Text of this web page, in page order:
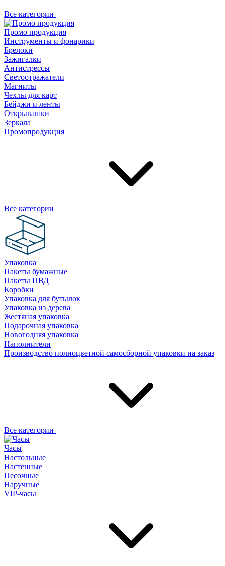
Все категории
Промо продукция
Инструменты и фонарики
Брелоки
Зажигалки
Антистрессы
Светоотражатели
Магниты
Чехлы для карт
Бейджи и ленты
Открывашки
Зеркала
Промопродукция
Все категории
Упаковка
Пакеты бумажные
Пакеты ПВД
Коробки
Упаковка для бутылок
Упаковка из дерева
Жестяная упаковка
Подарочная упаковка
Новогодняя упаковка
Наполнители
Производство полноцветной самосборной упаковки на заказ
Все категории
Часы
Настольные
Настенные
Песочные
Наручные
VIP-часы